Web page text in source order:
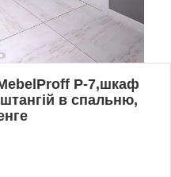
P-7,шкаф
в спальню,